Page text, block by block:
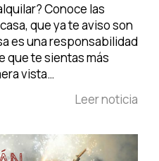
Conoce las
que ya te aviso son
es una responsabilidad
que te sientas más
vista…
Leer noticia